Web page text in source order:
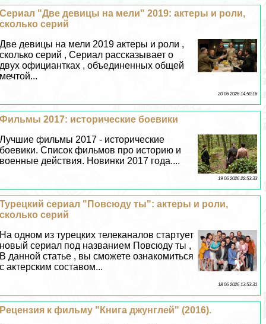
Сериал "Две дeвицы на мели" 2019: актеры и роли,
сколько серий
Две дeвицы на мели 2019 актеры и роли ,
сколько серий , Сериал рассказывает о
двух официантках , объединенных общей
мечтой...
20 06 2026 14:50:16
Фильмы 2017: исторические боевики
Лучшие фильмы 2017 - исторические
боевики. Список фильмов про историю и
военные действия. Новинки 2017 года....
19 06 2026 22:53:33
Турецкий сериал "Повсюду ты": актеры и роли,
сколько серий
На одном из турецких телеканалов стартует
новый сериал под названием Повсюду ты ,
В данной статье , вы сможете ознакомиться
с актерским составом...
18 06 2026 13:53:31
Рецензия к фильму "Книга джунглей" (2016).